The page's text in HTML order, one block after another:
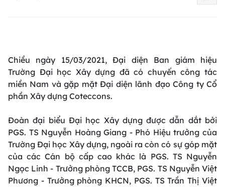
Chiều ngày 15/03/2021, Đại diện Ban giám hiệu
Trường Đại học Xây dựng đã có chuyến công tác
miền Nam và gặp mặt Đại diện lãnh đạo Công ty Cổ
phần Xây dựng Coteccons.
Đoàn đại biểu Đại học Xây dựng được dẫn dắt bởi
PGS. TS Nguyễn Hoàng Giang - Phó Hiệu trưởng của
Trường Đại học Xây dựng, ngoài ra còn có sự góp mặt
của các Cán bộ cấp cao khác là PGS. TS Nguyễn
Ngọc Linh - Trưởng phòng TCCB, PGS. TS Nguyễn Việt
Phương - Trưởng phòng KHCN, PGS. TS Trần Thị Việt